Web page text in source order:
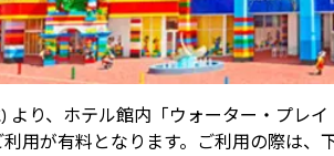
より、ホテル館内「ウォーター・プレ
用が有料となります。ご利用の際は、